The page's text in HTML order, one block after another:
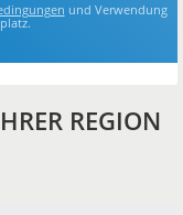
und Verwendung
REGION